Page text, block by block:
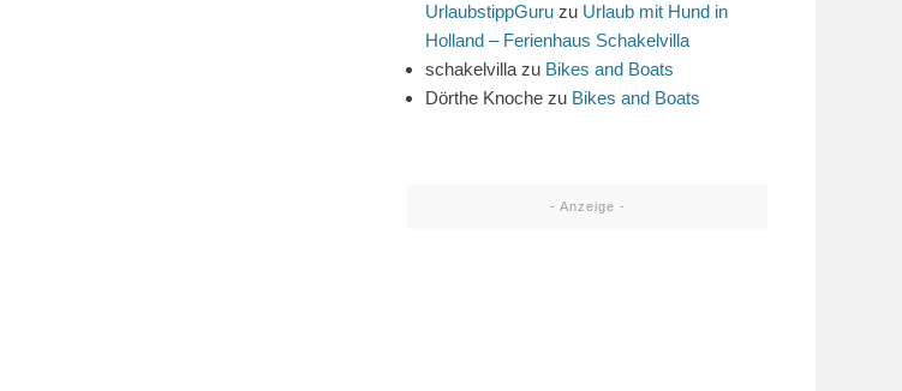
UrlaubstippGuru zu Urlaub mit Hund in
Holland – Ferienhaus Schakelvilla
schakelvilla zu Bikes and Boats
Dörthe Knoche zu Bikes and Boats
- Anzeige -